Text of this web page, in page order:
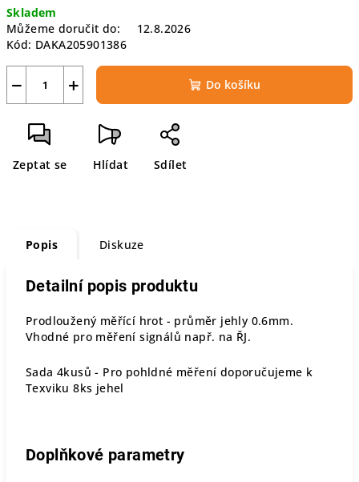
Skladem
Můžeme doručit do:
12.8.2026
Kód: DAKA205901386
+
− Do košíku
Zeptat se Hlídat Sdílet
Popis Diskuze
Detailní popis produktu
Prodloužený měřící hrot - průměr jehly 0.6mm.
Vhodné pro měření signálů např. na ŘJ.
Sada 4kusů - Pro pohldné měření doporučujeme k
Texviku 8ks jehel
Doplňkové parametry